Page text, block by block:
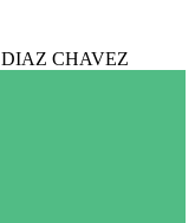
CHAVEZ